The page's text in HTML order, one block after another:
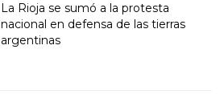
La Rioja se sumó a la protesta
nacional en defensa de las tierras
argentinas